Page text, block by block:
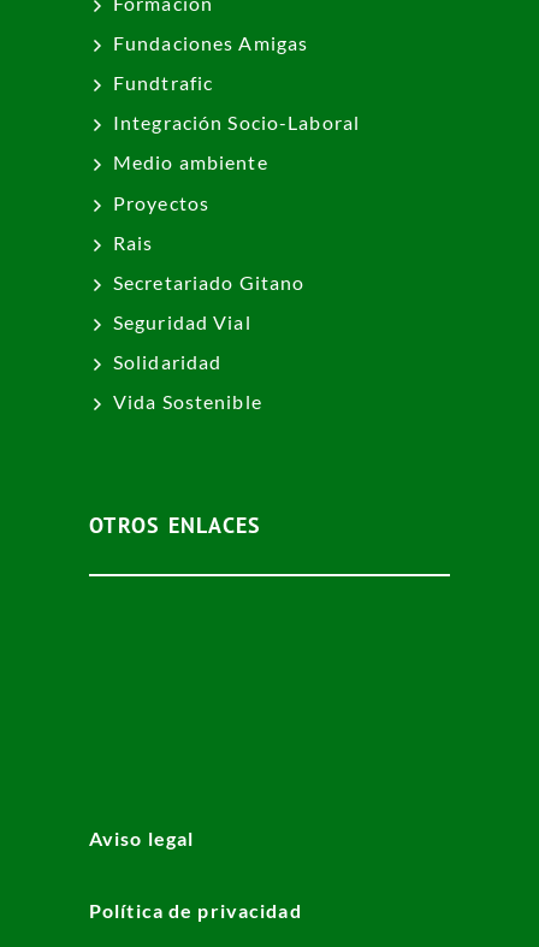
Fundaciones Amigas
Fundtrafic
Integración Socio-Laboral
Medio ambiente
Proyectos
Rais
Secretariado Gitano
Seguridad Vial
Solidaridad
Vida Sostenible
OTROS ENLACES
Aviso legal
Política de privacidad